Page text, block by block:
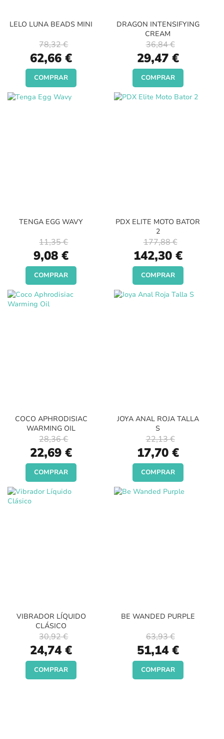
LELO LUNA BEADS MINI
Special
Price
62,66 €
78,32 €
COMPRAR
DRAGON INTENSIFYING
CREAM
Special
Price
29,47 €
36,84 €
COMPRAR
TENGA EGG WAVY
Special
Price
9,08 €
11,35 €
COMPRAR
PDX ELITE MOTO BATOR
2
Special
Price
142,30 €
177,88 €
COMPRAR
COCO APHRODISIAC
WARMING OIL
Special
Price
22,69 €
28,36 €
COMPRAR
JOYA ANAL ROJA TALLA
S
Special
Price
17,70 €
22,13 €
COMPRAR
VIBRADOR LÍQUIDO
CLÁSICO
Special
Price
24,74 €
30,92 €
COMPRAR
BE WANDED PURPLE
Special
Price
51,14 €
63,93 €
COMPRAR